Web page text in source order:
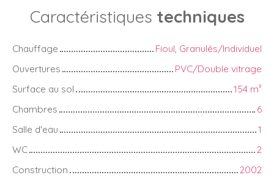
Caractéristiques techniques
Chauffage
Fioul, Granulés/Individuel
Ouvertures
PVC/Double vitrage
Surface au sol
154 m²
Chambres
6
Salle d'eau
1
WC
2
Construction
2002